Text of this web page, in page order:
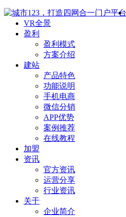
VR全景
盈利
盈利模式
方案介绍
建站
产品特色
功能说明
手机电商
微信分销
APP优势
案例推荐
在线教程
加盟
资讯
官方资讯
运营分享
行业资讯
关于
企业简介